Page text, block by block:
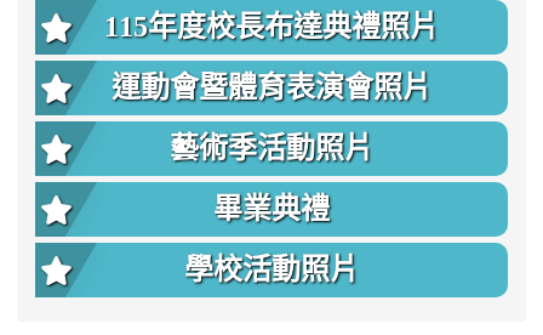
115年度校長布達典禮照片
運動會暨體育表演會照片
藝術季活動照片
畢業典禮
學校活動照片